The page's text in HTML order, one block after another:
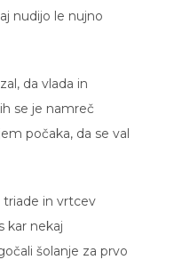
nudijo le nujno
da vlada in
se je namreč
počaka, da se val
triade in vrtcev
kar nekaj
šolanje za prvo